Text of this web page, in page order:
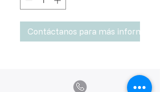
Contáctanos para más información